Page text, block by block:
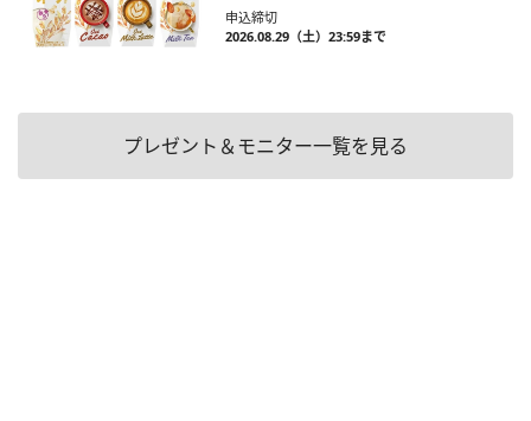
申込締切
2026.08.29（土）23:59まで
プレゼント＆モニター一覧を見る